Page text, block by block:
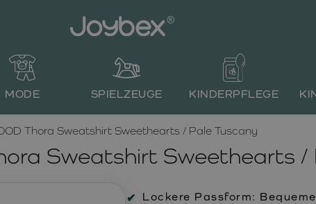
MODE SPIELZEUGE KINDERPFLEGE
Sweatshirt Sweethearts /
Thora Sweatshirt Sweethearts / Pale Tuscany
Lockere Passform: